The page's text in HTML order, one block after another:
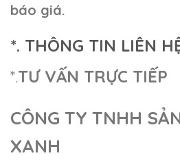
báo giá.
*. THÔNG TIN LIÊN
*.TƯ VẤN TRỰC TIẾP
CÔNG TY TNHH
XANH